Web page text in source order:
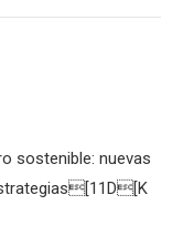
sostenible: nuevas